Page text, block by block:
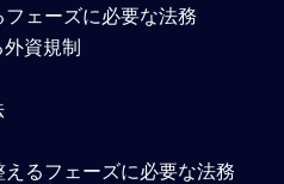
ェーズに必要な法務
資規制
るフェーズに必要な法務